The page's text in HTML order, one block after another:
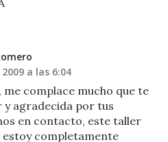
a las 6:04
me complace mucho que te
y agradecida por tus
en contacto, este taller
estoy completamente